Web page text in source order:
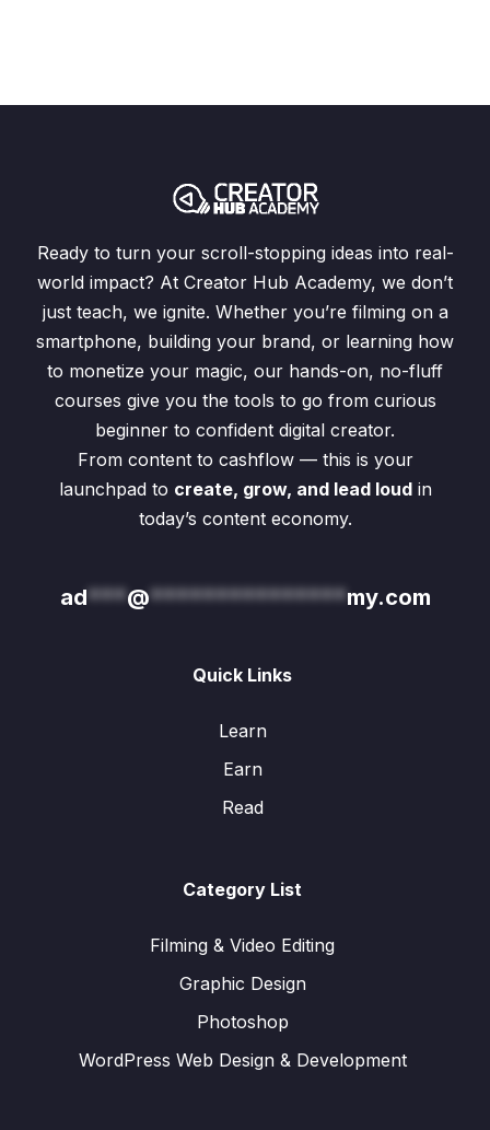
Ready to turn your scroll-stopping ideas into real-
world impact? At Creator Hub Academy, we don’t
just teach, we ignite. Whether you’re filming on a
smartphone, building your brand, or learning how
to monetize your magic, our hands-on, no-fluff
courses give you the tools to go from curious
beginner to confident digital creator.
From content to cashflow — this is your
launchpad to create, grow, and lead loudin
today’s content economy.
ad***@***************my.com
Quick Links
Learn
Earn
Read
Category List
Filming & Video Editing
Graphic Design
Photoshop
WordPress Web Design & Development